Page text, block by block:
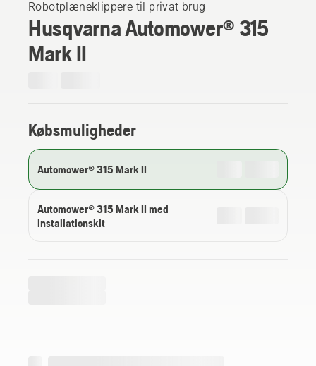
Robotplæneklippere til privat brug
Husqvarna Automower® 315
Mark II
Købsmuligheder
Automower® 315 Mark II
Automower® 315 Mark II med
installationskit